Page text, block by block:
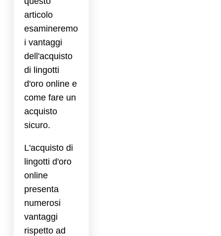
articolo
esamineremo
i vantaggi
dell'acquisto
di lingotti
d'oro online e
come fare un
acquisto
sicuro.
L'acquisto di
lingotti d'oro
online
presenta
numerosi
vantaggi
rispetto ad